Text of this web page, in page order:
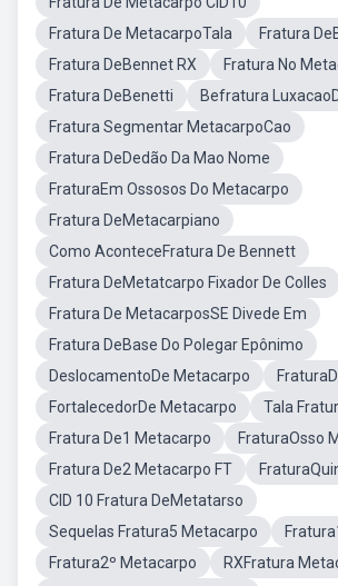
Fratura De MetacarpoTala
Fratura
Fratura DeBennet RX
Fratura No
Fratura DeBenetti
Befratura
Fratura Segmentar MetacarpoCao
Fratura DeDedão Da Mao Nome
FraturaEm Ossosos Do Metacarpo
Fratura DeMetacarpiano
Como AconteceFratura De Bennett
Fratura DeMetatcarpo Fixador De Colles
Fratura De MetacarposSE Divede Em
Fratura DeBase Do Polegar Epônimo
DeslocamentoDe Metacarpo
FortalecedorDe Metacarpo
Tala
Fratura De1 Metacarpo
FraturaOsso
Fratura De2 Metacarpo FT
CID 10 Fratura DeMetatarso
Sequelas Fratura5 Metacarpo
Fratura2º Metacarpo
RXFratura